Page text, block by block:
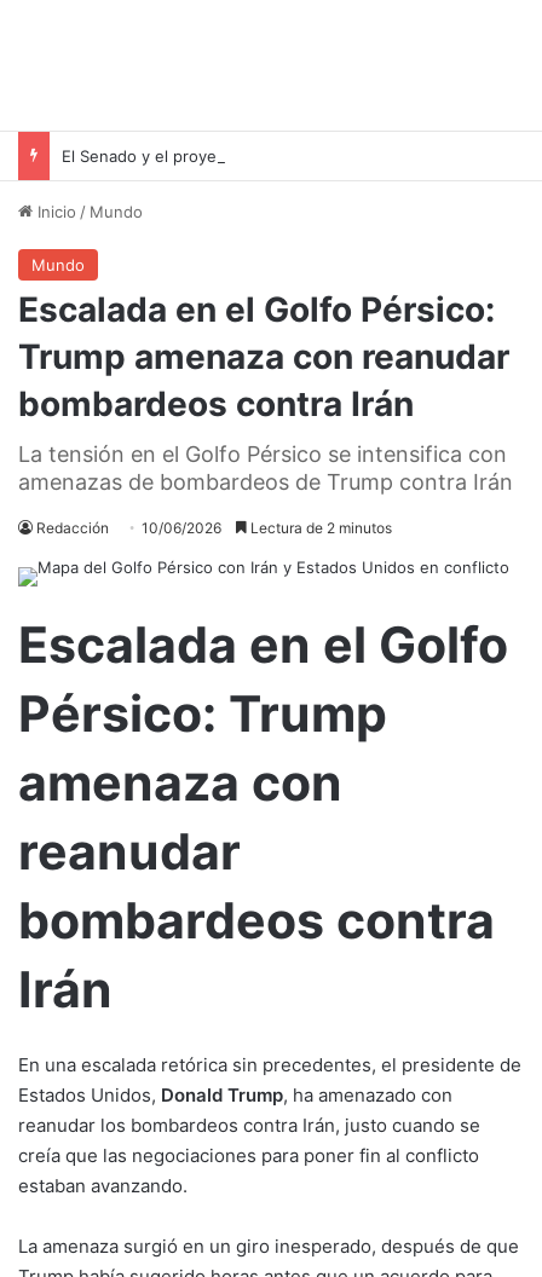
Inicio / Mundo
Mundo
Escalada en el Golfo Pérsico:
Trump amenaza con reanudar
bombardeos contra Irán
La tensión en el Golfo Pérsico se intensifica con
amenazas de bombardeos de Trump contra Irán
Redacción 10/06/2026 Lectura de 2 minutos
Escalada en el Golfo
Pérsico: Trump
amenaza con
reanudar
bombardeos contra
Irán
En una escalada retórica sin precedentes, el presidente de
Estados Unidos, Donald Trump, ha amenazado con
reanudar los bombardeos contra Irán, justo cuando se
creía que las negociaciones para poner fin al conflicto
estaban avanzando.
La amenaza surgió en un giro inesperado, después de que